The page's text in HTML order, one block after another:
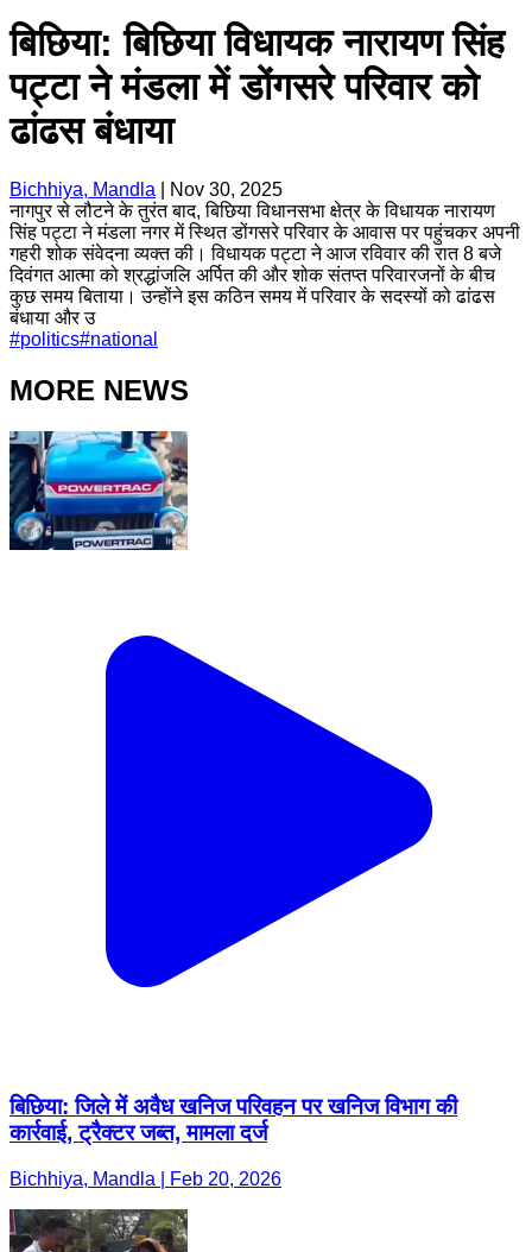
बिछिया: बिछिया विधायक नारायण सिंह
पट्टा ने मंडला में डोंगसरे परिवार को
ढांढस बंधाया
Bichhiya, Mandla
Nov 30, 2025
नागपुर से लौटने के तुरंत बाद, बिछिया विधानसभा क्षेत्र के विधायक नारायण
सिंह पट्टा ने मंडला नगर में स्थित डोंगसरे परिवार के आवास पर पहुंचकर अपनी
गहरी शोक संवेदना व्यक्त की। विधायक पट्टा ने आज रविवार की रात 8 बजे
दिवंगत आत्मा को श्रद्धांजलि अर्पित की और शोक संतप्त परिवारजनों के बीच
कुछ समय बिताया। उन्होंने इस कठिन समय में परिवार के सदस्यों को ढांढस
बंधाया और उ
#politics#national
MORE NEWS
बिछिया: जिले में अवैध खनिज परिवहन पर खनिज विभाग की
कार्रवाई, ट्रैक्टर जब्त, मामला दर्ज
Bichhiya, Mandla | Feb 20, 2026